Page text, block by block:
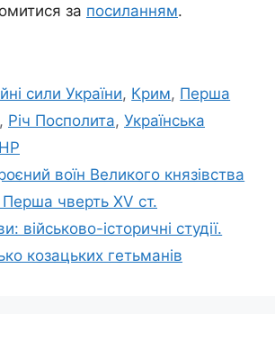
за посиланням.
сили України, Крим, Перша
, Річ Посполита, Українська
воїн Великого князівства
чверть XV ст.
військово-історичні студії.
козацьких гетьманів